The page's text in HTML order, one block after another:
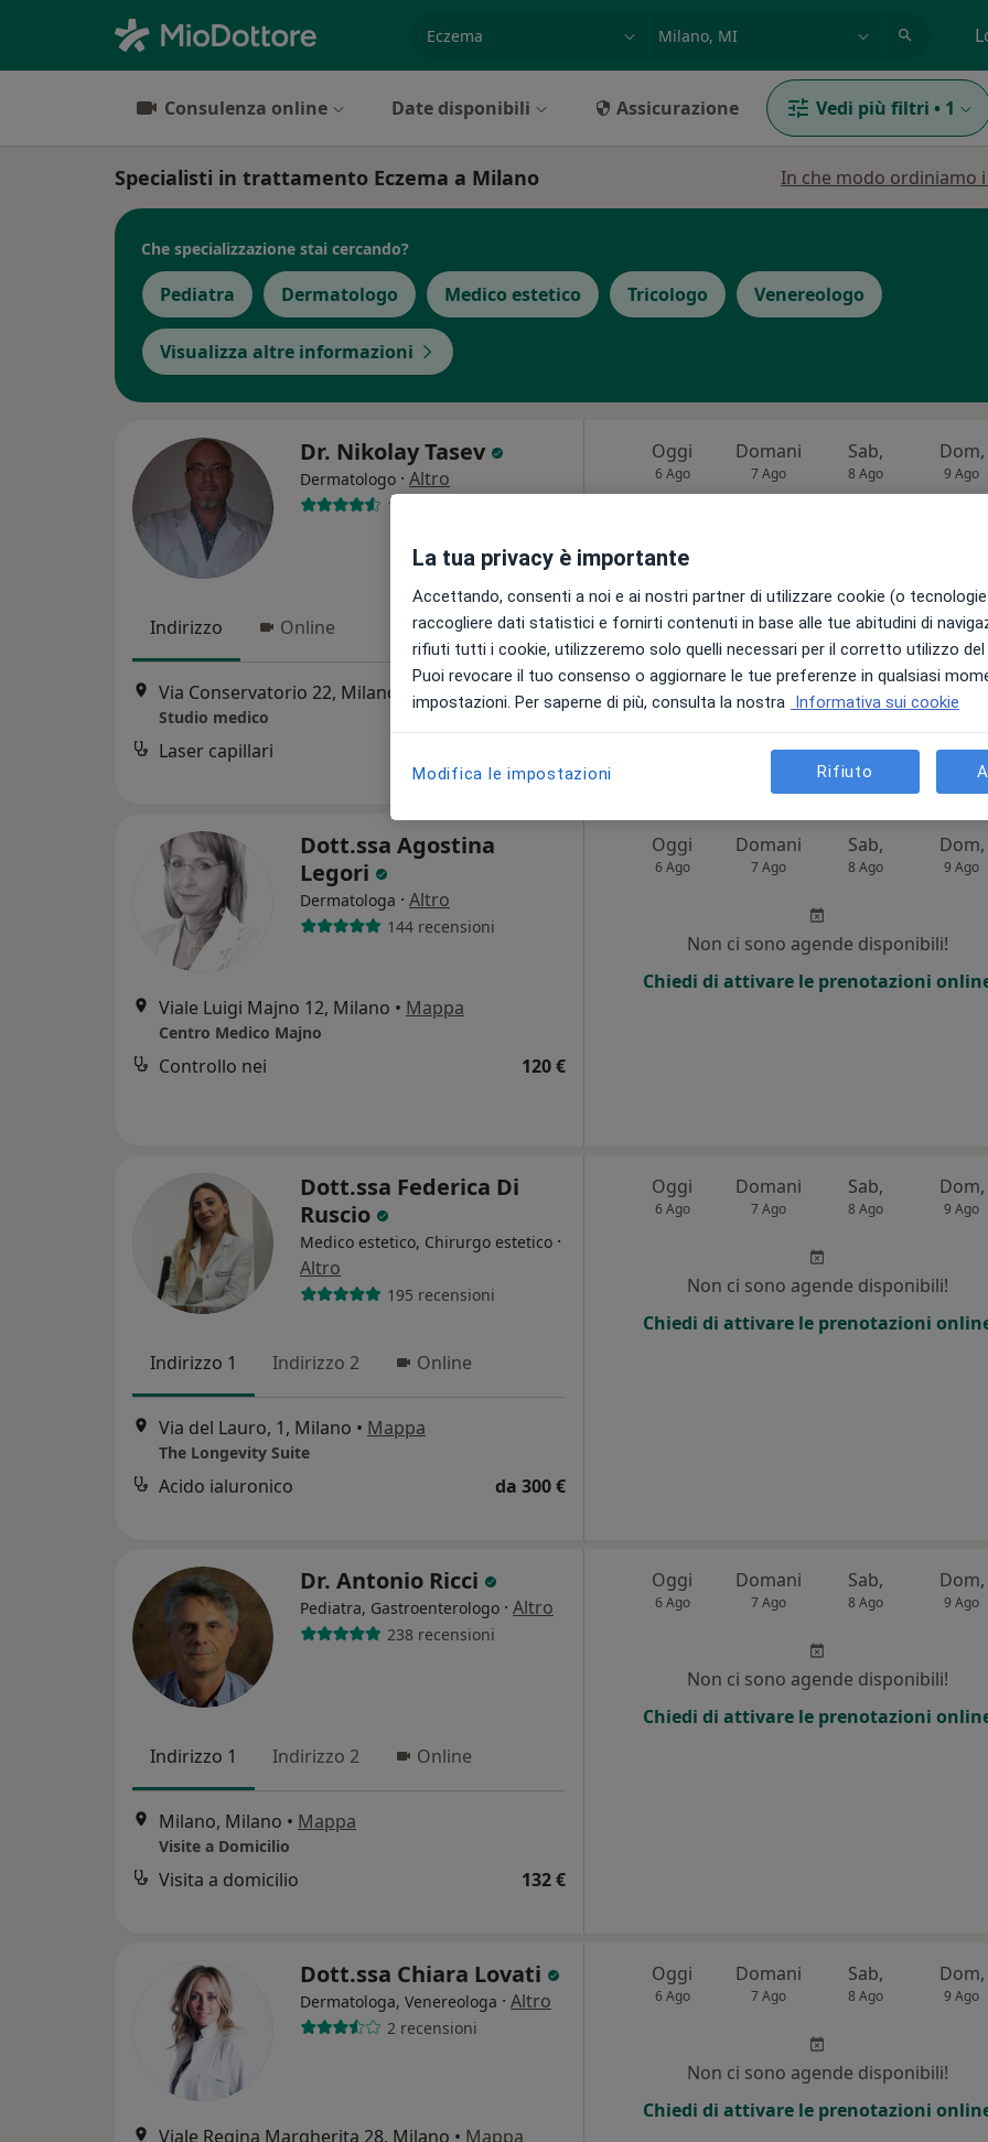
Consulenza online Date disponibili Assicurazione Vedi più filtri • 1
Specialisti in trattamento Eczema a Milano In che modo ordiniamo
Che specializzazione stai cercando?
Pediatra Dermatologo Medico estetico Tricologo Venereologo
Visualizza altre informazioni
Dr. Nikolay Tasev
Dermatologo · Altro
177 recensioni
Indirizzo Online
Via Conservatorio 22, Milano Mappa
Studio medico
Laser capillari
Oggi
6 Ago
Domani
7 Ago
Sab,
8 Ago
Dom,
9 Ago
Non ci sono agende disponibili!
Chiedi di attivare le prenotazioni online
Dott.ssa Agostina
Legori
Dermatologa · Altro
144 recensioni
Viale Luigi Majno 12, Milano • Mappa
Centro Medico Majno
Controllo nei 120 €
Oggi
6 Ago
Domani
7 Ago
Sab,
8 Ago
Dom,
9 Ago
Non ci sono agende disponibili!
Chiedi di attivare le prenotazioni
Dott.ssa Federica Di
Ruscio
Medico estetico, Chirurgo estetico ·
Altro
195 recensioni
Indirizzo 1 Indirizzo 2 Online
Via del Lauro, 1, Milano • Mappa
The Longevity Suite
Acido ialuronico da 300 €
Oggi
6 Ago
Domani
7 Ago
Sab,
8 Ago
Dom,
9 Ago
Non ci sono agende disponibili!
Chiedi di attivare le prenotazioni
Dr. Antonio Ricci
Pediatra, Gastroenterologo · Altro
238 recensioni
Indirizzo 1 Indirizzo 2 Online
Milano, Milano • Mappa
Visite a Domicilio
Visita a domicilio 132 €
Oggi
6 Ago
Domani
7 Ago
Sab,
8 Ago
Dom,
9 Ago
Non ci sono agende disponibili!
Chiedi di attivare le prenotazioni
Dott.ssa Chiara Lovati
Dermatologa, Venereologa · Altro
2 recensioni
Viale Regina Margherita 28, Milano • Mappa
Oggi
6 Ago
Domani
7 Ago
Sab,
8 Ago
Dom,
9 Ago
Non ci sono agende disponibili!
Chiedi di attivare le prenotazioni
La tua privacy è importante
Accettando, consenti a noi e ai nostri partner di utilizzare cookie (o
raccogliere dati statistici e fornirti contenuti in base alle tue abitudini di
rifiuti tutti i cookie, utilizzeremo solo quelli necessari per il corretto utilizzo
Puoi revocare il tuo consenso o aggiornare le tue preferenze in qualsiasi
impostazioni. Per saperne di più, consulta la nostra Informativa sui cookie
Modifica le impostazioni Rifiuto